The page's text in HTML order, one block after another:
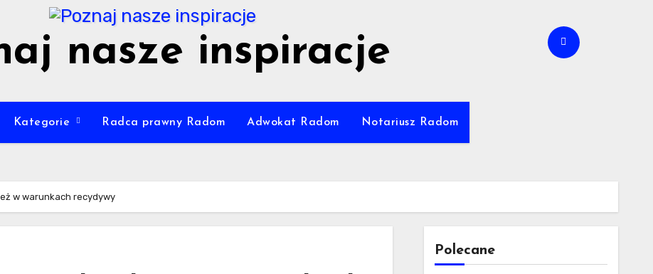
nasze inspiracje
Kategorie Radca prawny Radom Adwokat Radom Notariusz Radom
w warunkach recydywy
Polecane